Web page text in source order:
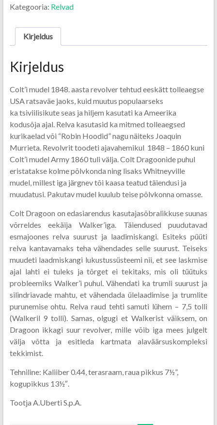
Kategooria: Relvad
Kirjeldus
Kirjeldus
Colt’i mudel 1848. aasta revolver tehtud eeskätt tolleaegse
USA ratsaväe jaoks, kuid muutus populaarseks
ka tsiviilisikute seas ja hiljem kasutati ka Ameerika
kodusõja ajal. Relva kasutasid ka mitmed tolleaegsed
kurikaelad või “Robin Hoodid” nagu näiteks Joaquin
Murrieta. Revolvrit toodeti ajavahemikul 1848 – 1860 kuni
Colt’i mudel Army 1860 tuli välja. Colt Dragoonide puhul
eristatakse kolme põlvkonda ning lisaks Whitneyville
mudel, millest iga järgnev tõi kaasa teatud täiendusi ja
muudatusi. Pakutav mudel kuulub teise põlvkonna omasse.
Colt Dragoon on edasiarendus kasutajasõbralikkuse suunas
võrreldes eekäija Walker’iga. Täiendused puudutavad
esmajoones relva suurust ja laadimiskangi. Esiteks püüti
relva kantavamaks teha vähendades selle suurust. Teiseks
muudeti laadmiskangi lukustussüsteemi nii, et see laskmise
ajal lahti ei tuleks ja tõrget ei tekitaks, mis oli tüütuks
probleemiks Walker’i puhul. Vähendati ka trumli suurust ja
silindriavade mahtu, et vähendada ülelaadimise ja trumlite
purunemise ohtu. Relva raud tehti samuti lühem – 7,5 tolli
(Walkeril 9 tolli). Samas, olgugi et Walkerist väiksem, on
Dragoon ikkagi suur revolver, mille võib iga mees julgelt
välja võtta ja esitleda kartmata alaväärsuskompleksi
tekkimist.
Tehniline: Kaliiber 0.44, terasraam, raua pikkus 7½”,
kogupikkus 13½″.
Tootja A.Uberti S.p.A.